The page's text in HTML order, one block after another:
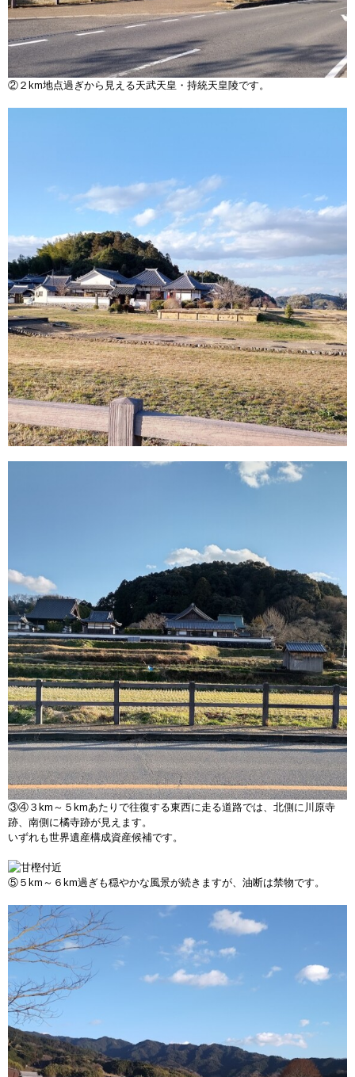
②２km地点過ぎから見える天武天皇・持統天皇陵です。
③④３km～５kmあたりで往復する東西に走る道路では、北側に川原寺
跡、南側に橘寺跡が見えます。
いずれも世界遺産構成資産候補です。
⑤５km～６km過ぎも穏やかな風景が続きますが、油断は禁物です。